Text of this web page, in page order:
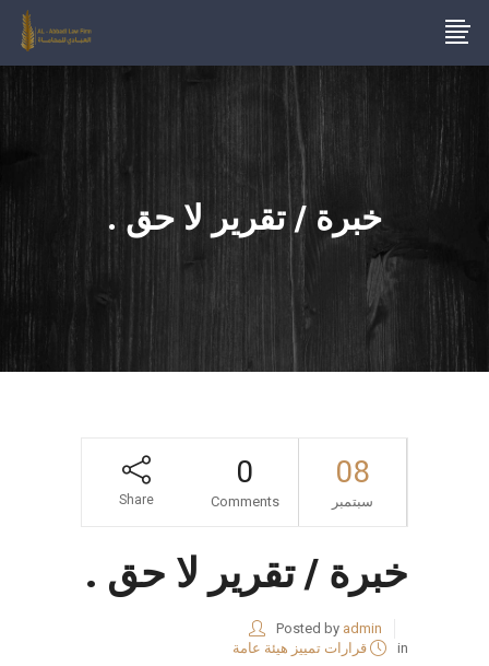
خبرة / تقرير لا حق .
08
سبتمبر
0
Comments
Share
خبرة / تقرير لا حق .
Posted by admin
in
قرارات تمييز هيئة عامة